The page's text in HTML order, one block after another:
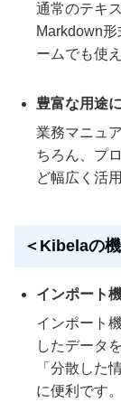
通常のテキ
Markdown
ームでも使
豊富な用途
業務マニュ
ちろん、プ
ど幅広く活
＜Kibelaの
インポート
インポート
したデータ
「分散した
に便利です。